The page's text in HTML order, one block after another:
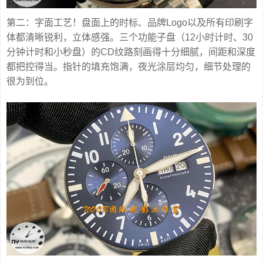
第二：字面工艺！盘面上的时标、品牌Logo以及所有印刷字
体都清晰锐利，立体感强。三个功能子盘（12小时计时、30
分钟计时和小秒盘）的CD纹路刻画得十分细腻，间距和深度
都把控得当。指针的填充饱满，夜光涂层均匀，细节处理的
很为到位。